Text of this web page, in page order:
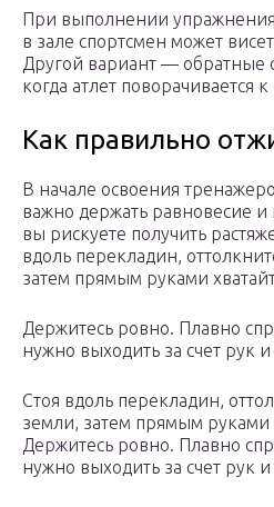
При выполнении
в зале спортсмен может
Другой вариант — обратные
когда атлет поворачивается
Как правильно
В начале освоения
важно держать равновесие и
вы рискуете получить
вдоль перекладин,
затем прямым руками
Держитесь ровно. Плавно
нужно выходить за счет рук
Стоя вдоль перекладин,
земли, затем прямым руками
Держитесь ровно. Плавно
нужно выходить за счет рук